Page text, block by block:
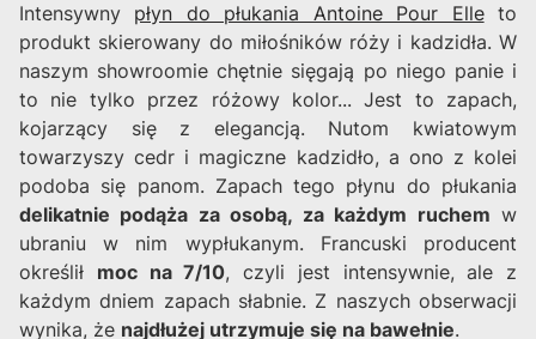
Intensywny płyn do płukania Antoine Pour Elleto
produkt skierowany do miłośników róży i kadzidła. W
naszym showroomie chętnie sięgają po niego panie i
to nie tylko przez różowy kolor... Jest to zapach,
kojarzący się z elegancją. Nutom kwiatowym
towarzyszy cedr i magiczne kadzidło, a ono z kolei
podoba się panom. Zapach tego płynu do płukania
delikatnie podąża za osobą, za każdym ruchem w
ubraniu w nim wypłukanym. Francuski producent
określił moc na 7/10, czyli jest intensywnie, ale z
każdym dniem zapach słabnie. Z naszych obserwacji
wynika, że najdłużej utrzymuje się na bawełnie.